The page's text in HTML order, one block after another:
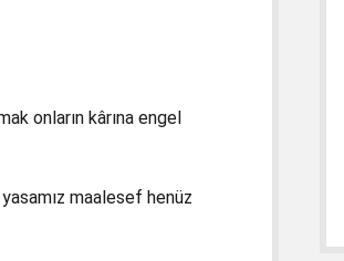
onların kârına engel
maalesef henüz